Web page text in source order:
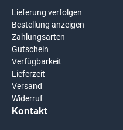
Lieferung verfolgen
Bestellung anzeigen
Zahlungsarten
Gutschein
Verfügbarkeit
Lieferzeit
Versand
Widerruf
Kontakt